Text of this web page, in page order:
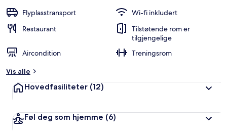
r
i
s
Flyplasstransport
Wi-fi inkludert
Restaurant
Tilstøtende rom er
tilgjengelige
Aircondition
Treningsrom
Vis alle
Hovedfasiliteter (12)
Føl deg som hjemme (6)